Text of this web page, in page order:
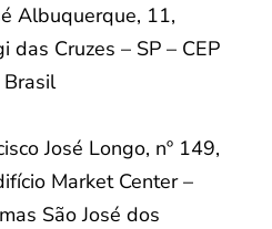
Albuquerque, 11,
das Cruzes – SP – CEP
José Longo, nº 149,
Market Center –
São José dos